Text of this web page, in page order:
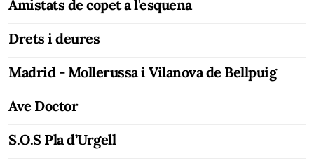
Amistats de copet a l'esquena
Drets i deures
Madrid - Mollerussa i Vilanova de Bellpuig
Ave Doctor
S.O.S Pla d’Urgell